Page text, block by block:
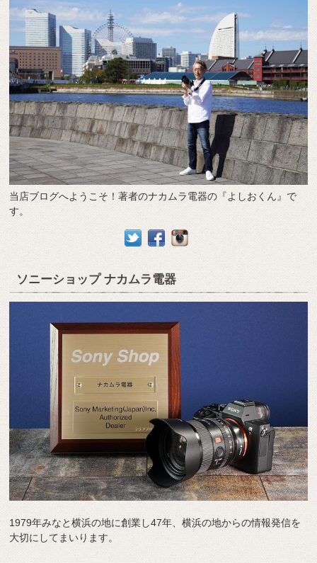
当店ブログへようこそ！著者のナカムラ電器の『よしおくん』で
す。
ソニーショップ ナカムラ電器
1979年みなと横浜の地に創業し47年、横浜の地からの情報発信を
大切にしてまいります。